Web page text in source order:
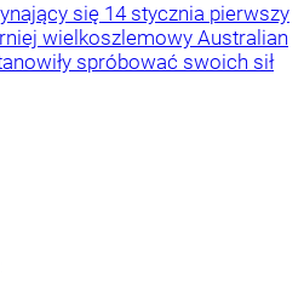
się 14 stycznia pierwszy
wielkoszlemowy Australian
spróbować swoich sił